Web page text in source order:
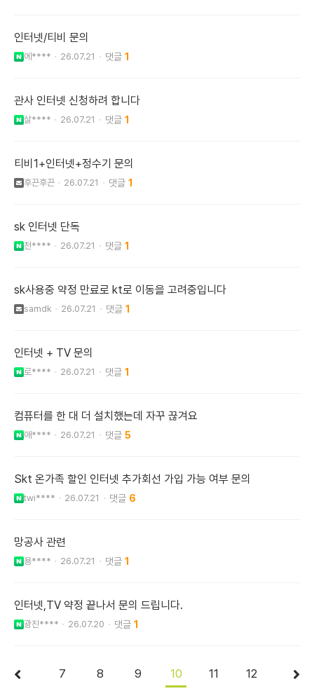
인터넷/티비 문의
에**** 26.07.21 1
관사 인터넷 신청하려 합니다
살**** 26.07.21 1
티비1+인터넷+정수기 문의
후끈후끈 26.07.21 1
sk 인터넷 단독
천**** 26.07.21 1
sk사용중 약정 만료로 kt로 이동을 고려중입니다
samdk 26.07.21 1
인터넷 + TV 문의
로**** 26.07.21 1
컴퓨터를 한 대 더 설치했는데 자꾸 끊겨요
애**** 26.07.21 5
Skt 온가족 할인 인터넷 추가회선 가입 가능 여부 문의
twi**** 26.07.21 6
망공사 관련
용**** 26.07.21 1
인터넷,TV 약정 끝나서 문의 드립니다.
광진**** 26.07.20 1
7 8 9 10 11 12